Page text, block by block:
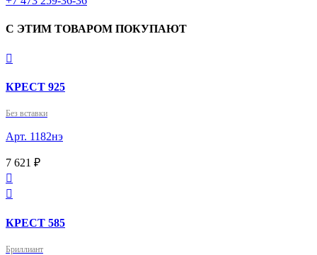
С ЭТИМ ТОВАРОМ ПОКУПАЮТ

КРЕСТ 925
Без вставки
Арт. 1182нэ
7 621 ₽


КРЕСТ 585
Бриллиант